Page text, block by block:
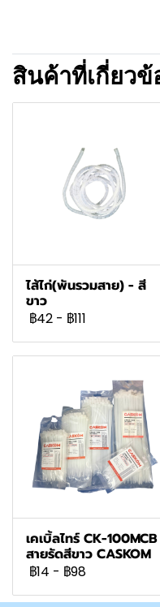
สินค้าที่เกี่ยวข้
ไส้ไก่(พันรวมสาย) - สี
ขาว
฿42 - ฿111
เคเบิ้ลไทร์ CK-100MCB
สายรัดสีขาว CASKOM
฿14 - ฿98